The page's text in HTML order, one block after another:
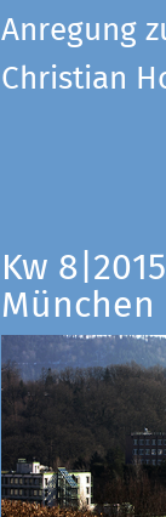
Anregung
Christian
Kw
München